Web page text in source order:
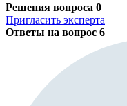
Решения вопроса 0
Пригласить эксперта
Ответы на вопрос 6